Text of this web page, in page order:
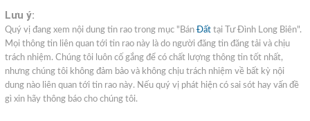
Lưu ý:
Quý vị đang xem nội dung tin rao trong mục "Bán Đất tại Tư Đình Long Biên".
Mọi thông tin liên quan tới tin rao này là do người đăng tin đăng tải và chịu
trách nhiệm. Chúng tôi luôn cố gắng để có chất lượng thông tin tốt nhất,
nhưng chúng tôi không đảm bảo và không chịu trách nhiệm về bất kỳ nội
dung nào liên quan tới tin rao này. Nếu quý vị phát hiện có sai sót hay vấn đề
gì xin hãy thông báo cho chúng tôi.